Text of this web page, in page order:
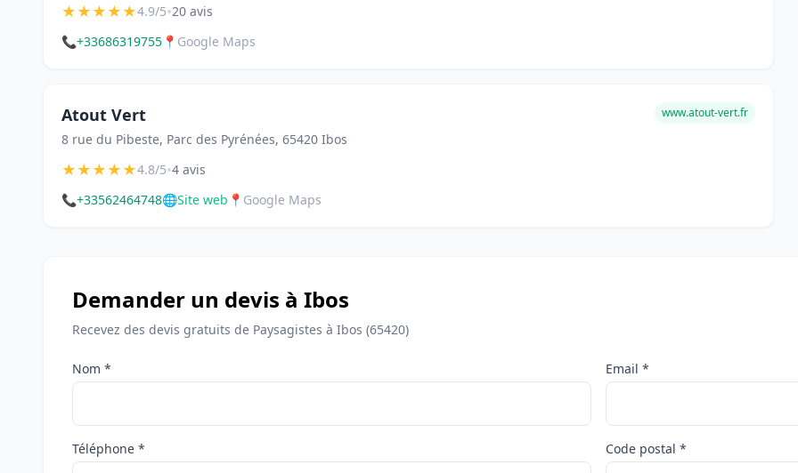
★★★★★4.9/5•20 avis
📞+33686319755 📍 Google Maps
Atout Vert
8 rue du Pibeste, Parc des Pyrénées, 65420 Ibos
www.atout-vert.fr
★★★★★4.8/5•4 avis
📞+33562464748🌐Site web 📍 Google Maps
Demander un devis à Ibos
Recevez des devis gratuits de Paysagistes à Ibos (65420)
Nom * Email *
Téléphone * Code postal *